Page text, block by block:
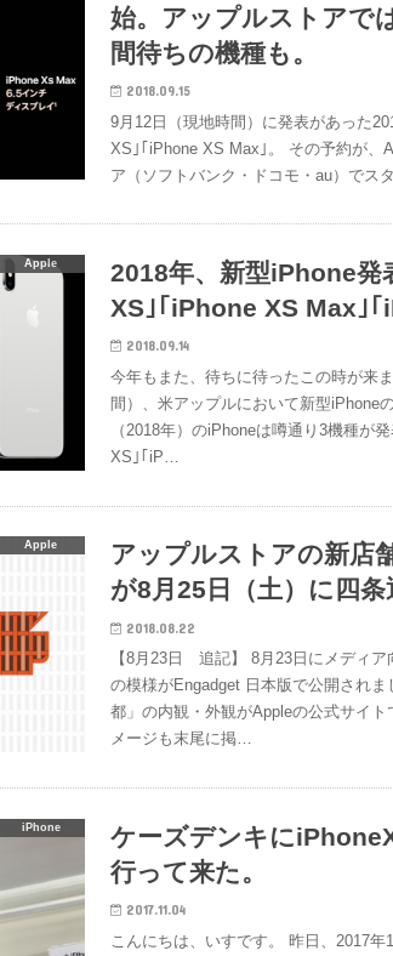
始。アップルストアで
間待ちの機種も。
2018.09.15
9月12日（現地時間）に発表があった
XS｣｢iPhone XS Max｣。 その予約が、
ア（ソフトバンク・ドコモ・au）でス
Apple
2018年、新型iPhone発
XS｣｢iPhone XS Max｣｢
2018.09.14
今年もまた、待ちに待ったこの時が来
間）、米アップルにおいて新型iPhone
（2018年）のiPhoneは噂通り3機種が
XS｣｢iP…
Apple
アップルストアの新店
が8月25日（土）に四条
2018.08.22
【8月23日 追記】 8月23日にメディ
の模様がEngadget 日本版で公開され
都」の内観・外観がAppleの公式サイト
メージも末尾に掲…
iPhone
ケーズデンキに
行って来た。
2017.11.04
こんにちは、いすです。 昨日、2017年